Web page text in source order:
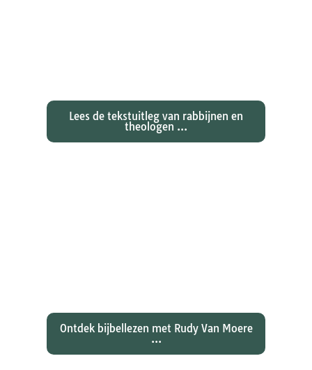
Lees de tekstuitleg van rabbijnen en
theologen ...
Ontdek bijbellezen met Rudy Van Moere
...